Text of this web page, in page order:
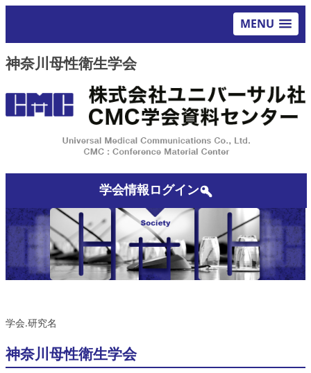
MENU
神奈川母性衛生学会
学会情報ログイン
学会.研究名
神奈川母性衛生学会